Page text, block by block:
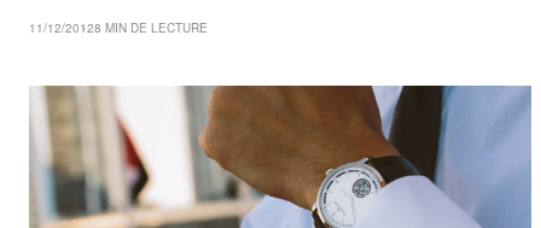
11/12/20128 MIN DE LECTURE